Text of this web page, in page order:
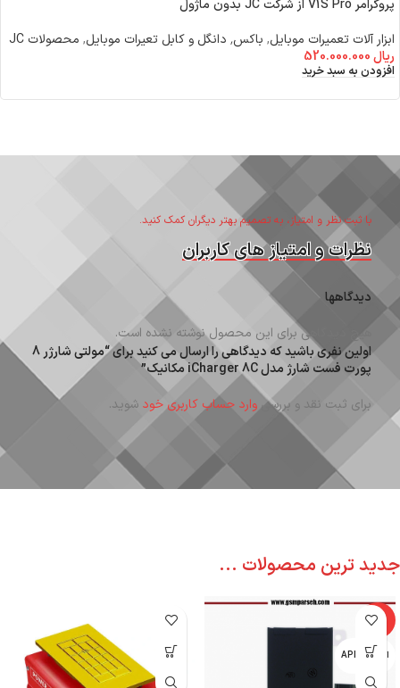
پروگرامر V1S Pro از شرکت JC بدون ماژول
ابزار آلات تعمیرات موبایل, باکس٬ دانگل و کابل تعیرات موبایل , محصولات JC
ریال
افزودن به سبد خرید
با ثبت نظر و امتیاز، به تصمیم بهتر دیگران کمک کنید.
نظرات و امتیاز های کاربران
دیدگاهها
هیچ دیدگاهی برای این محصول نوشته نشده است.
اولین نفری باشید که دیدگاهی را ارسال می کنید برای “مولتی شارژر 8
پورت فست شارژ مدل iCharger 8C مکانیک”
برای ثبت نقد و بررسیوارد حساب کاربری خود شوید.
جدید ترین محصولات ...
-6%
اپل - APPLE